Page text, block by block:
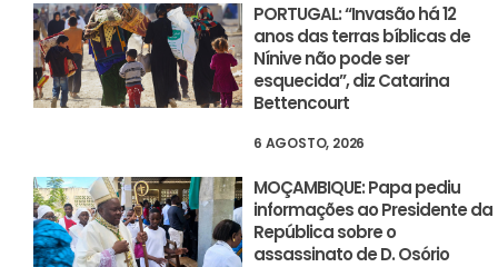
PORTUGAL: “Invasão há 12
anos das terras bíblicas de
Nínive não pode ser
esquecida”, diz Catarina
Bettencourt
6 AGOSTO, 2026
MOÇAMBIQUE: Papa pediu
informações ao Presidente da
República sobre o
assassinato de D. Osório